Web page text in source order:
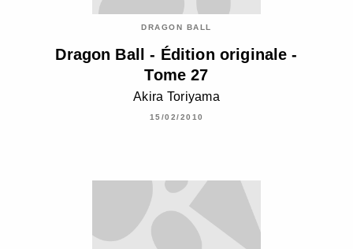
DRAGON BALL
Dragon Ball - Édition originale -
Tome 27
Akira Toriyama
15/02/2010